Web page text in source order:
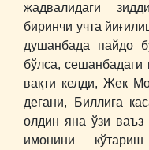
жадвалидаги
биринчи учта
душанбада пайдо
бўлса, сешанбадаги
вақти келди, Жек
дегани, Биллига
олдин яна ўзи
имонини